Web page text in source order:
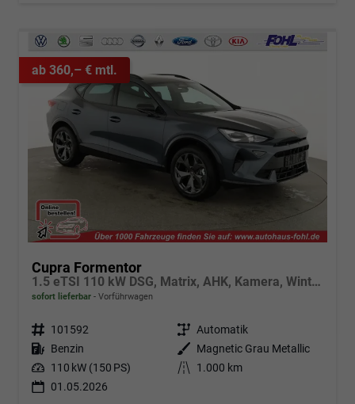
ab 360,– € mtl.
Cupra Formentor
1.5 eTSI 110 kW DSG, Matrix, AHK, Kamera, Winter, el. Klappe, 5 J.-Garantie
sofort lieferbar Vorführwagen
Fahrzeugnr. 101592 Getriebe Automatik
Kraftstoff Benzin Außenfarbe
Magnetic Grau Metallic
Leistung 110 kW (150 PS) Kilometerstand
1.000 km
01.05.2026